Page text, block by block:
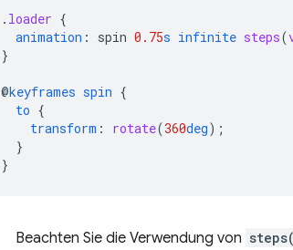
. loader {
animation : spin 0.75s infinite steps(
}
@keyframes spin {
to {
transform : rotate(360deg);
}
}
Beachten Sie die Verwendung von